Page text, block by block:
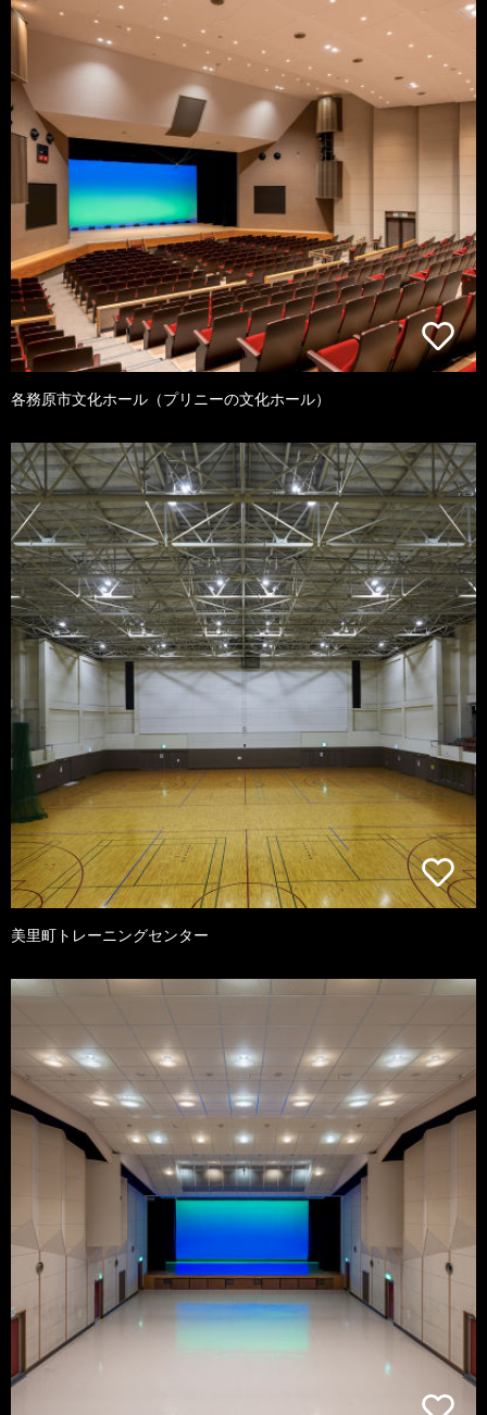
各務原市文化ホール（プリニーの文化ホール）
美里町トレーニングセンター